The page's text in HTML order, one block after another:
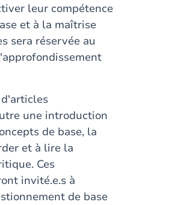
leur compétence
et à la maîtrise
sera réservée au
une introduction
de base, la
et à lire la
Ces
invité.e.s à
de base